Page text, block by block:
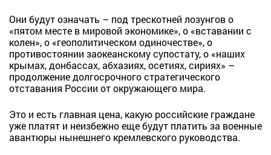
Они будут означать – под трескотней лозунгов о
«пятом месте в мировой экономике», о «вставании с
колен», о «геополитическом одиночестве», о
противостоянии заокеанскому супостату, о «наших
крымах, донбассах, абхазиях, осетиях, сириях» –
продолжение долгосрочного стратегического
отставания России от окружающего мира.
Это и есть главная цена, какую российские граждане
уже платят и неизбежно еще будут платить за военные
авантюры нынешнего кремлевского руководства.